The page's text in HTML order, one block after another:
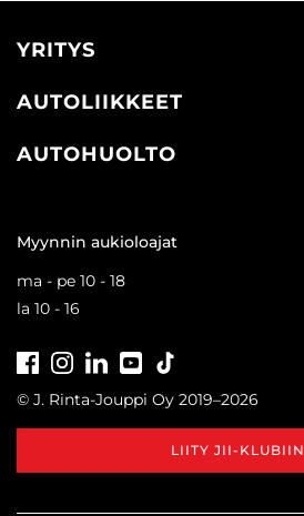
YRITYS
AUTOLIIKKEET
AUTOHUOLTO
Myynnin aukioloajat
ma - pe 10 - 18
la 10 - 16
FacebookInstagramLinkedInYoutube
© J. Rinta-Jouppi Oy 2019–2026
LIITY JII-KLUBIIN